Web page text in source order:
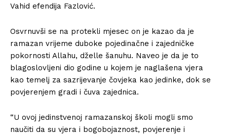
Vahid efendija Fazlović.
Osvrnuvši se na protekli mjesec on je kazao da je
ramazan vrijeme duboke pojedinačne i zajedničke
pokornosti Allahu, dželle šanuhu. Naveo je da je to
blagoslovljeni dio godine u kojem je naglašena vjera
kao temelj za sazrijevanje čovjeka kao jedinke, dok se
povjerenjem gradi i čuva zajednica.
“U ovoj jedinstvenoj ramazanskoj školi mogli smo
naučiti da su vjera i bogobojaznost, povjerenje i